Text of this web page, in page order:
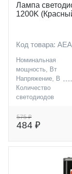
Лампа
1200K
Код товара:
Номинальная
мощность, Вт
Напряжение, В
Количество
светодиодов
575 ₽
484 ₽